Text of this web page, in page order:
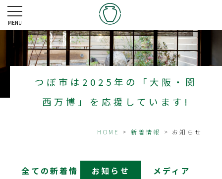
MENU
つぼ市は2025年の「大阪・関
西万博」を応援しています!
HOME > 新着情報 > お知らせ
全ての新着情
お知らせ メディア